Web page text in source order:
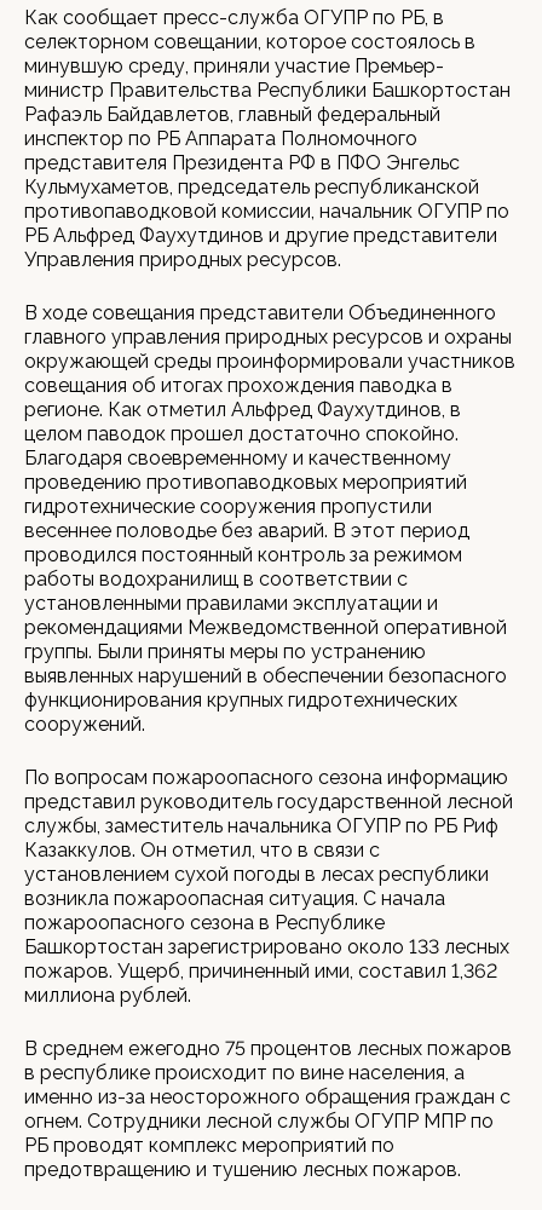
Как сообщает пресс-служба ОГУПР по РБ, в
селекторном совещании, которое состоялось в
минувшую среду, приняли участие Премьер-
министр Правительства Республики Башкортостан
Рафаэль Байдавлетов, главный федеральный
инспектор по РБ Аппарата Полномочного
представителя Президента РФ в ПФО Энгельс
Кульмухаметов, председатель республиканской
противопаводковой комиссии, начальник ОГУПР по
РБ Альфред Фаухутдинов и другие представители
Управления природных ресурсов.
В ходе совещания представители Объединенного
главного управления природных ресурсов и охраны
окружающей среды проинформировали участников
совещания об итогах прохождения паводка в
регионе. Как отметил Альфред Фаухутдинов, в
целом паводок прошел достаточно спокойно.
Благодаря своевременному и качественному
проведению противопаводковых мероприятий
гидротехнические сооружения пропустили
весеннее половодье без аварий. В этот период
проводился постоянный контроль за режимом
работы водохранилищ в соответствии с
установленными правилами эксплуатации и
рекомендациями Межведомственной оперативной
группы. Были приняты меры по устранению
выявленных нарушений в обеспечении безопасного
функционирования крупных гидротехнических
сооружений.
По вопросам пожароопасного сезона информацию
представил руководитель государственной лесной
службы, заместитель начальника ОГУПР по РБ Риф
Казаккулов. Он отметил, что в связи с
установлением сухой погоды в лесах республики
возникла пожароопасная ситуация. С начала
пожароопасного сезона в Республике
Башкортостан зарегистрировано около 133 лесных
пожаров. Ущерб, причиненный ими, составил 1,362
миллиона рублей.
В среднем ежегодно 75 процентов лесных пожаров
в республике происходит по вине населения, а
именно из-за неосторожного обращения граждан с
огнем. Сотрудники лесной службы ОГУПР МПР по
РБ проводят комплекс мероприятий по
предотвращению и тушению лесных пожаров.